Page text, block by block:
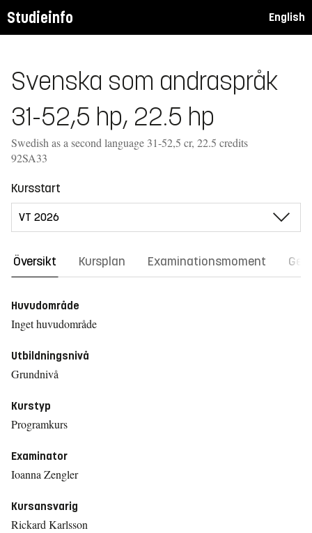
Studieinfo English
Svenska som andraspråk
31-52,5 hp, 22.5 hp
Swedish as a second language 31-52,5 cr, 22.5 credits
92SA33
Kursstart
Översikt Kursplan Examinationsmoment
Huvudområde
Inget huvudområde
Utbildningsnivå
Grundnivå
Kurstyp
Programkurs
Examinator
Ioanna Zengler
Kursansvarig
Rickard Karlsson